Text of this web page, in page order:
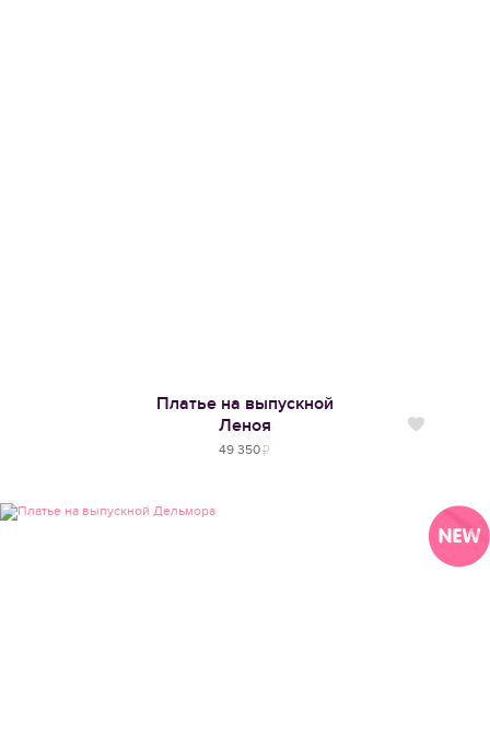
Платье на выпускной
Леноя
49 350